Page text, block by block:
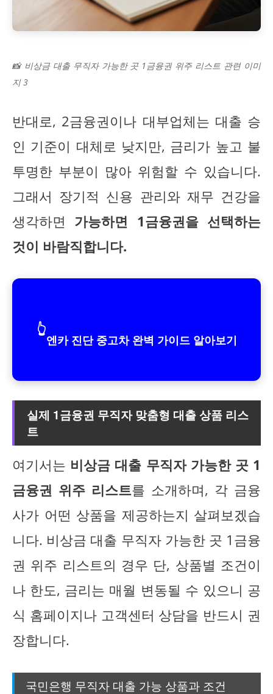
📸 비상금 대출 무직자 가능한 곳 1금융권 위주 리스트 관련 이미
지 3
반대로, 2금융권이나 대부업체는 대출 승
인 기준이 대체로 낮지만, 금리가 높고 불
투명한 부분이 많아 위험할 수 있습니다.
그래서 장기적 신용 관리와 재무 건강을
생각하면 가능하면 1금융권을 선택하는
것이 바람직합니다.
👆
엔카 진단 중고차 완벽 가이드 알아보기
실제 1금융권 무직자 맞춤형 대출 상품 리스
트
여기서는 비상금 대출 무직자 가능한 곳 1
금융권 위주 리스트를 소개하며, 각 금융
사가 어떤 상품을 제공하는지 살펴보겠습
니다. 비상금 대출 무직자 가능한 곳 1금융
권 위주 리스트의 경우 단, 상품별 조건이
나 한도, 금리는 매월 변동될 수 있으니 공
식 홈페이지나 고객센터 상담을 반드시 권
장합니다.
국민은행 무직자 대출 가능 상품과 조건